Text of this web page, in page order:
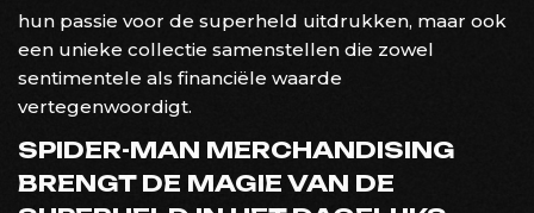
hun passie voor de superheld uitdrukken, maar ook
een unieke collectie samenstellen die zowel
sentimentele als financiële waarde
vertegenwoordigt.
SPIDER-MAN MERCHANDISING
BRENGT DE MAGIE VAN DE